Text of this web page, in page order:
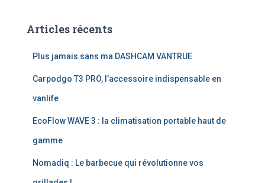
rArticles récents
Plus jamais sans ma DASHCAM VANTRUE
Carpodgo T3 PRO, l’accessoire indispensable en
vanlife
EcoFlow WAVE 3 : la climatisation portable haut de
gamme
Nomadiq : Le barbecue qui révolutionne vos